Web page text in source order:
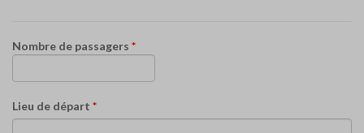
Nombre de passagers *
Lieu de départ *